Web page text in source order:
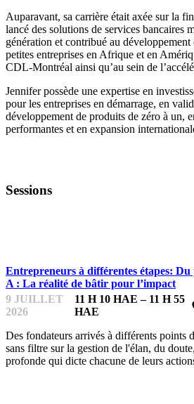
Auparavant, sa carrière était axée sur la
lancé des solutions de services bancaires
génération et contribué au développement
petites entreprises en Afrique et en
CDL-Montréal ainsi qu’au sein de
Jennifer possède une expertise en
pour les entreprises en démarrage, en
développement de produits de zéro à un,
performantes et en expansion
Sessions
Entrepreneurs à différentes étapes: Du
A : La réalité de bâtir pour l’impact
9 JUILLET
2026
11 H 10 HAE – 11 H 55
HAE
Des fondateurs arrivés à différents points
sans filtre sur la gestion de l'élan, du
profonde qui dicte chacune de leurs